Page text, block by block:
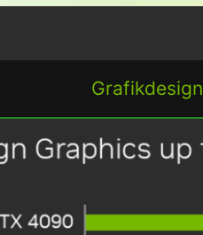
Grafikdesign